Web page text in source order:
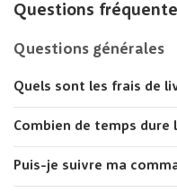
Questions
Questions générales
Quels sont les frais de
Combien de temps dure
Puis-je suivre ma